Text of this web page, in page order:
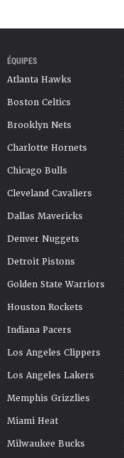
ÉQUIPES
Atlanta Hawks
Boston Celtics
Brooklyn Nets
Charlotte Hornets
Chicago Bulls
Cleveland Cavaliers
Dallas Mavericks
Denver Nuggets
Detroit Pistons
Golden State Warriors
Houston Rockets
Indiana Pacers
Los Angeles Clippers
Los Angeles Lakers
Memphis Grizzlies
Miami Heat
Milwaukee Bucks